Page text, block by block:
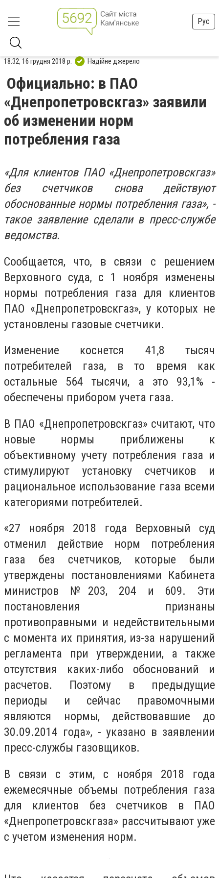
Рус
18:32, 16 грудня 2018 р. Надійне джерело
Официально: в ПАО
«Днепропетровскгаз» заявили
об изменении норм
потребления газа
«Для клиентов ПАО «Днепропетровскгаз»
без счетчиков снова действуют
обоснованные нормы потребления газа», -
такое заявление сделали в пресс-службе
ведомства.
Сообщается, что, в связи с решением
Верховного суда, с 1 ноября изменены
нормы потребления газа для клиентов
ПАО «Днепропетровскгаз», у которых не
установлены газовые счетчики.
Изменение коснется 41,8 тысяч
потребителей газа, в то время как
остальные 564 тысячи, а это 93,1% -
обеспечены прибором учета газа.
В ПАО «Днепропетровскгаз» считают, что
новые нормы приближены к
объективному учету потребления газа и
стимулируют установку счетчиков и
рациональное использование газа всеми
категориями потребителей.
«27 ноября 2018 года Верховный суд
отменил действие норм потребления
газа без счетчиков, которые были
утверждены постановлениями Кабинета
министров №203, 204 и 609. Эти
постановления признаны
противоправными и недействительными
с момента их принятия, из-за нарушений
регламента при утверждении, а также
отсутствия каких-либо обоснований и
расчетов. Поэтому в предыдущие
периоды и сейчас правомочными
являются нормы, действовавшие до
30.09.2014 года», - указано в заявлении
пресс-службы газовщиков.
В связи с этим, с ноября 2018 года
ежемесячные объемы потребления газа
для клиентов без счетчиков в ПАО
«Днепропетровскгаза» рассчитывают уже
с учетом изменения норм.